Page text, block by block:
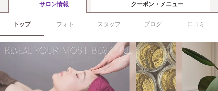
サロン情報 クーポン・メニュー
トップ フォト スタッフ ブログ 口コミ